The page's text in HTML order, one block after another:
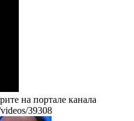
на портале канала
39308